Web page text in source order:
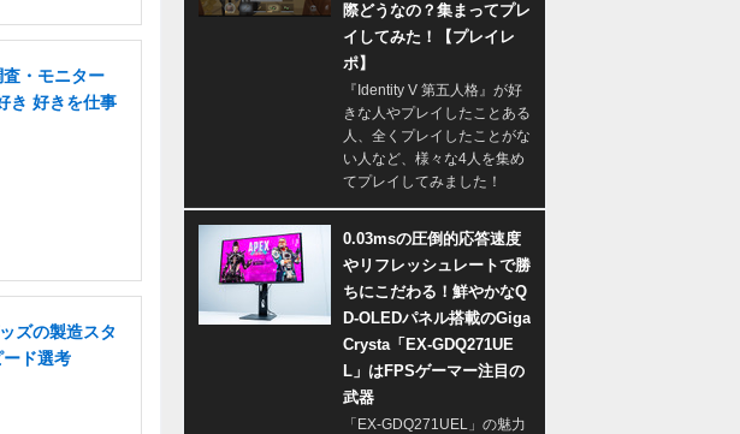
・モニター
き 好きを仕事
ズの製造スタ
ド選考
際どうなの？集まってプレ
イしてみた！【プレイレ
ポ】
『Identity V 第五人格』が好
きな人やプレイしたことある
人、全くプレイしたことがな
い人など、様々な4人を集め
てプレイしてみました！
0.03msの圧倒的応答速度
やリフレッシュレートで勝
ちにこだわる！鮮やかなQ
D-OLEDパネル搭載のGiga
Crysta「EX-GDQ271UE
L」はFPSゲーマー注目の
武器
「EX-GDQ271UEL」の魅力